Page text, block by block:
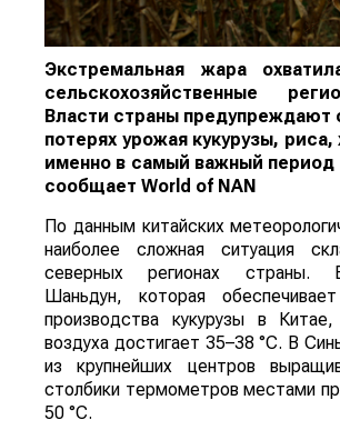
Экстремальная жара
сельскохозяйственные
Власти страны предупреждают
потерях урожая кукурузы, риса,
именно в самый важный период
сообщает World of NAN
По данным китайских
наиболее сложная ситуация
северных регионах страны.
Шаньдун, которая
производства кукурузы в
воздуха достигает 35–38 °C. В
из крупнейших центров
столбики термометров местами
50 °C.